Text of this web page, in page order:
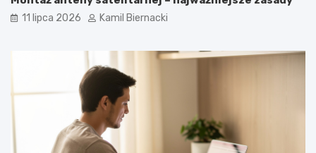
11 lipca 2026 Kamil Biernacki